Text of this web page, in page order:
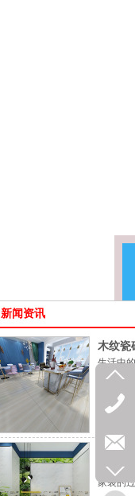
新闻资讯
木纹瓷
生活中的
如何
91香蕉
家装的过